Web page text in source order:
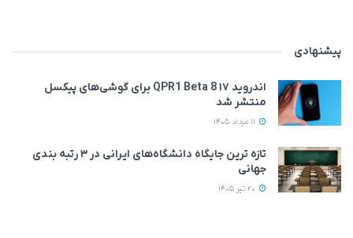
پیشنهادی
اندروید ۱۷ QPR1 Beta 8 برای گوشی‌های پیکسل
منتشر شد
تازه ترین جایگاه دانشگاه‌های ایرانی در ۳ رتبه بندی
جهانی